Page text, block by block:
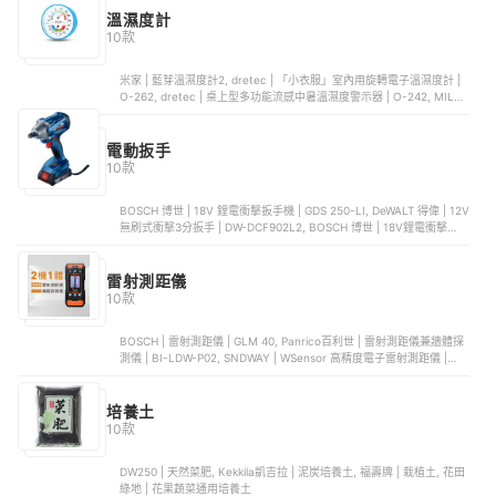
溫濕度計
10款
米家 | 藍芽溫濕度計2, dretec | 「小衣服」室內用旋轉電子溫濕度計 |
O-262, dretec | 桌上型多功能流感中暑溫濕度警示器 | O-242, MILI |
電動扳手
10款
BOSCH 博世 | 18V 鋰電衝擊扳手機 | GDS 250-LI, DeWALT 得偉 | 12V
無刷式衝擊3分扳手 | DW-DCF902L2, BOSCH 博世 | 18V鋰電衝擊起
雷射測距儀
10款
BOSCH | 雷射測距儀 | GLM 40, Panrico百利世 | 雷射測距儀兼牆體探
測儀 | BI-LDW-P02, SNDWAY | WSensor 高精度電子雷射測距儀 |
培養土
10款
DW250 | 天然菜肥, Kekkila凱吉拉 | 泥炭培養土, 福壽牌 | 栽植土, 花田
綠地 | 花果蔬菜通用培養土